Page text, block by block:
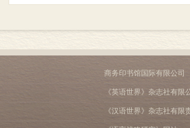
商务印书馆国际有限公司
《英语世界》杂志社有限
《汉语世界》杂志社有限